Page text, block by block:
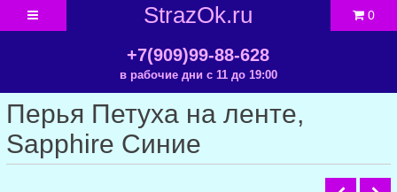
StrazOk.ru
+7(909)99-88-628
в рабочие дни с 11 до 19:00
0
Перья Петуха на ленте,
Sapphire Синие